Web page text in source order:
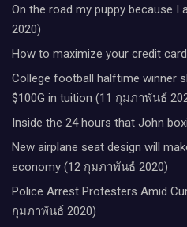
On the road my puppy because I
2020)
How to maximize your credit
College football halftime winner
$100G in tuition (11 กุมภาพันธ์
Inside the 24 hours that John
New airplane seat design will
economy (12 กุมภาพันธ์ 2020)
Police Arrest Protesters Amid
กุมภาพันธ์ 2020)